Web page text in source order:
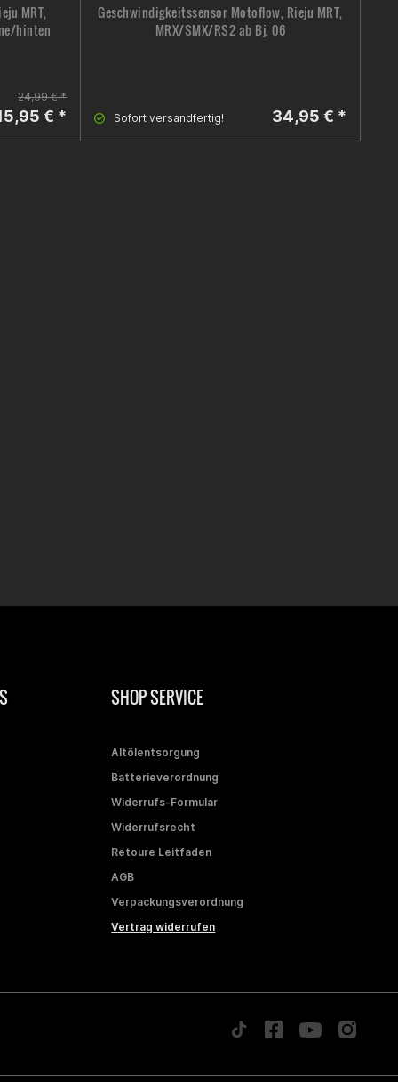
MRT,
hinten
24,99 € *
€ *
Geschwindigkeitssensor Motoflow, Rieju MRT,
MRX/SMX/RS2 ab Bj. 06
Sofort versandfertig! 34,95 € *
SHOP SERVICE
Altölentsorgung
Batterieverordnung
Widerrufs-Formular
Widerrufsrecht
Retoure Leitfaden
AGB
Verpackungsverordnung
Vertrag widerrufen